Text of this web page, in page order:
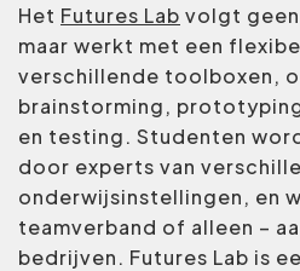
Het Futures Lab volgt
maar werkt met een
verschillende toolboxen,
brainstorming,
en testing. Studenten
door experts van
onderwijsinstellingen, en
teamverband of alleen –
bedrijven. Futures Lab is